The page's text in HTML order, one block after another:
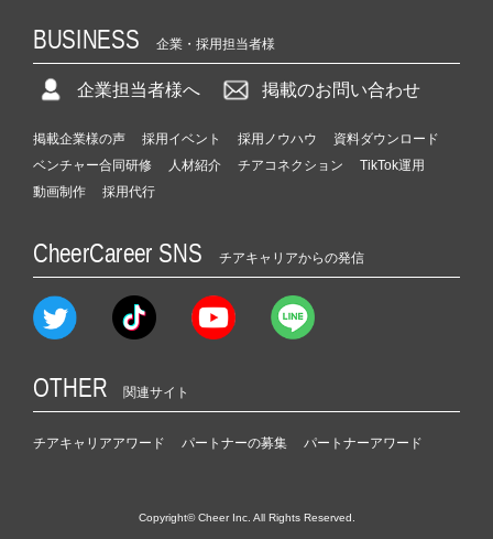
BUSINESS 企業・採用担当者様
企業担当者様へ 掲載のお問い合わせ
掲載企業様の声 採用イベント 採用ノウハウ
資料ダウンロード
ベンチャー合同研修
人材紹介 チアコネクション
TikTok運用
動画制作
採用代行
CheerCareer SNS チアキャリアからの発信
OTHER 関連サイト
チアキャリアアワード パートナーの募集 パートナーアワード
Copyright© Cheer Inc. All Rights Reserved.